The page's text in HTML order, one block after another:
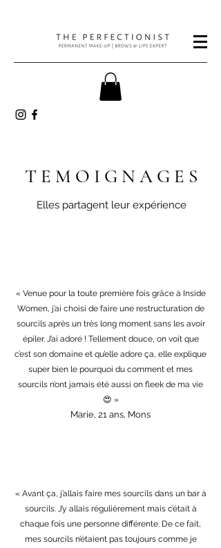
T E M O I G N A G E S
Elles partagent leur expérience
« Venue pour la toute première fois grâce à Inside
Women, j’ai choisi de faire une restructuration de
sourcils après un très long moment sans les avoir
épiler. J’ai adoré ! Tellement douce, on voit que
c’est son domaine et qu’elle adore ça, elle explique
super bien le pourquoi du comment et mes
sourcils n’ont jamais été aussi on fleek de ma vie
😍 »
Marie, 21 ans, Mons
« Avant ça, j’allais faire mes sourcils dans un bar à
sourcils. J’y allais régulièrement mais c’était à
chaque fois une personne différente. De ce fait,
mes sourcils n’étaient pas toujours comme je